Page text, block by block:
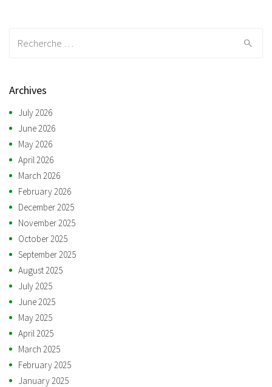
Archives
July 2026
June 2026
May 2026
April 2026
March 2026
February 2026
December 2025
November 2025
October 2025
September 2025
August 2025
July 2025
June 2025
May 2025
April 2025
March 2025
February 2025
January 2025